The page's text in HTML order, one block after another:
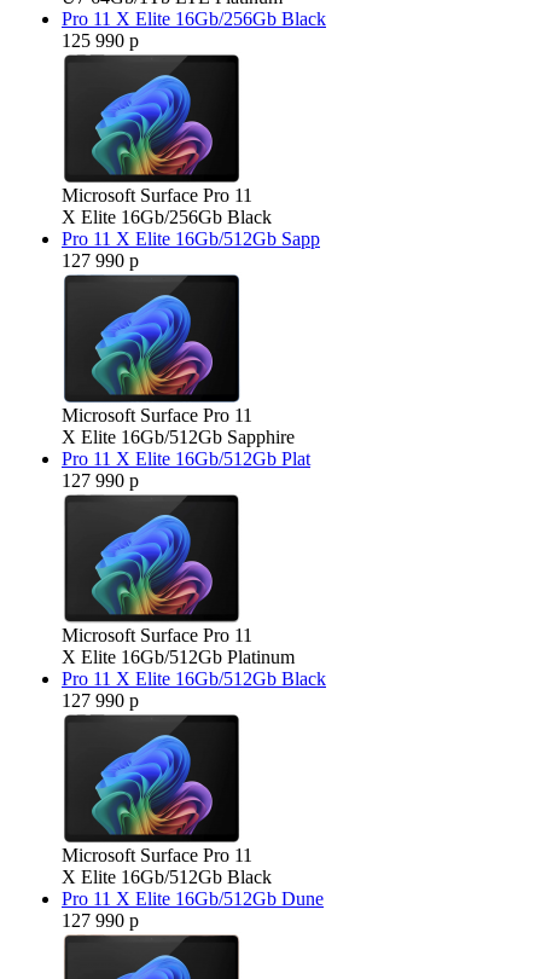
Pro 11 X Elite 16Gb/256Gb Black
125 990 р
Microsoft Surface Pro 11
X Elite 16Gb/256Gb Black
Pro 11 X Elite 16Gb/512Gb Sapp
127 990 р
Microsoft Surface Pro 11
X Elite 16Gb/512Gb Sapphire
Pro 11 X Elite 16Gb/512Gb Plat
127 990 р
Microsoft Surface Pro 11
X Elite 16Gb/512Gb Platinum
Pro 11 X Elite 16Gb/512Gb Black
127 990 р
Microsoft Surface Pro 11
X Elite 16Gb/512Gb Black
Pro 11 X Elite 16Gb/512Gb Dune
127 990 р